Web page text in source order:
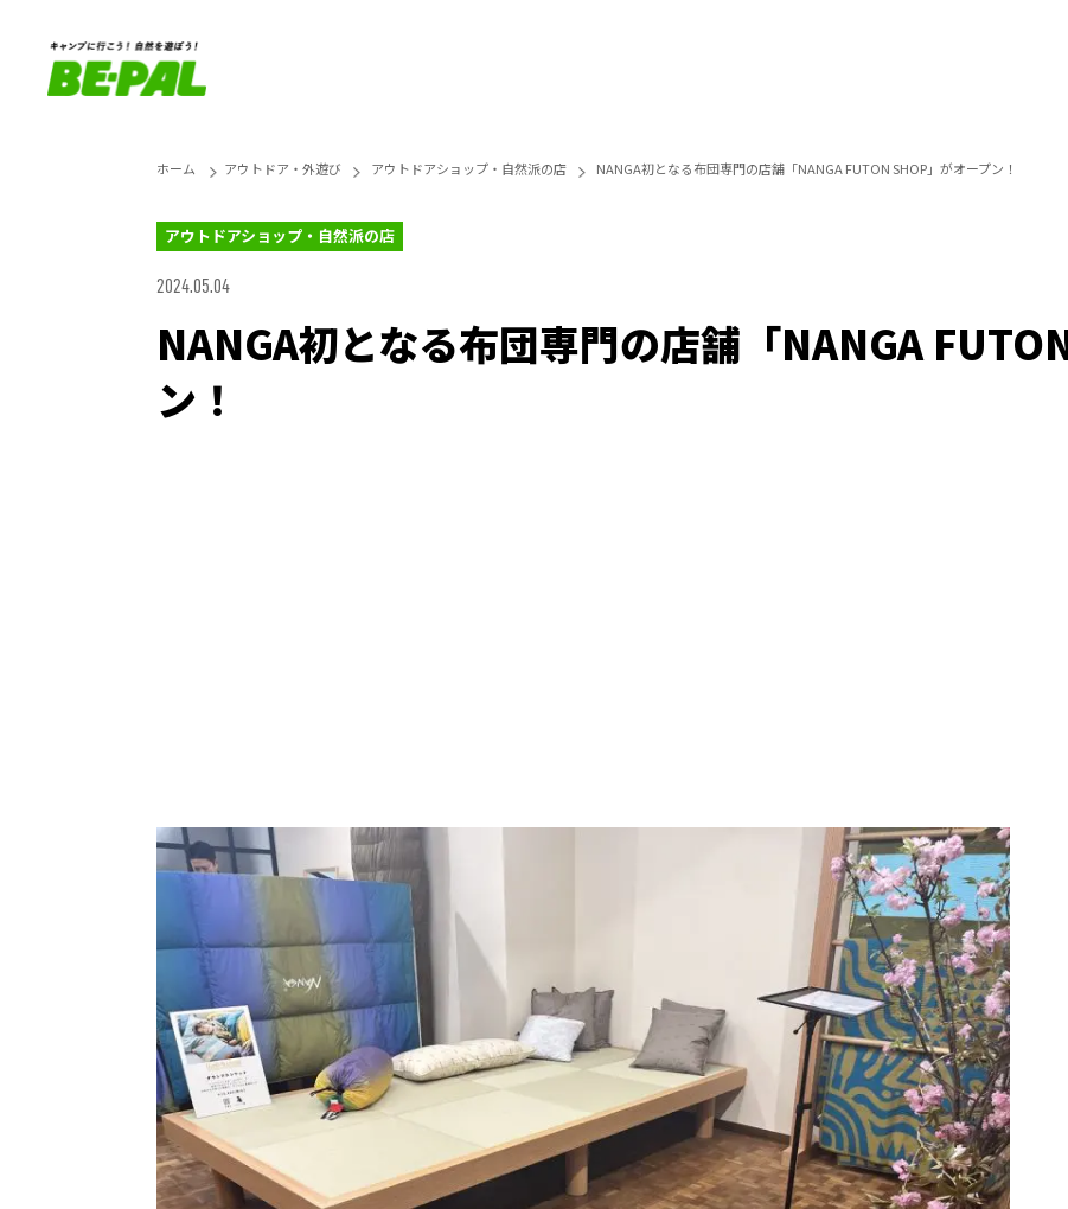
ホーム アウトドア・外遊び アウトドアショップ・自然派の店 NANGA初となる布団専門の店舗「NANGA FUTON SHOP」がオープン！
アウトドアショップ・自然派の店
2024.05.04
NANGA初となる布団専門の店舗「NANGA
ン！